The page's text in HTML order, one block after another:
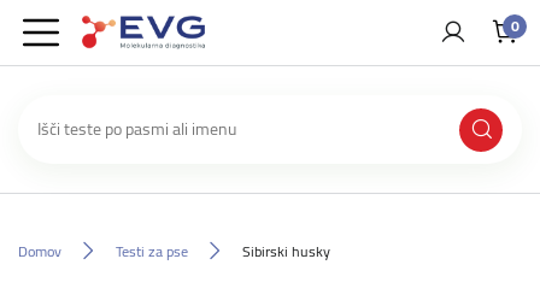
0
Domov Testi za pse Sibirski husky